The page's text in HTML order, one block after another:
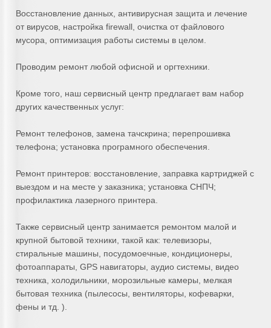
Восстановление данных, антивирусная защита и лечение
от вирусов, настройка firewall, очистка от файлового
мусора, оптимизация работы системы в целом.
Проводим ремонт любой офисной и оргтехники.
Кроме того, наш сервисный центр предлагает вам набор
других качественных услуг:
Ремонт телефонов, замена тачскрина; перепрошивка
телефона; установка програмного обеспечения.
Ремонт принтеров: восстановление, заправка картриджей с
выездом и на месте у заказника; установка СНПЧ;
профилактика лазерного принтера.
Также сервисный центр занимается ремонтом малой и
крупной бытовой техники, такой как: телевизоры,
стиральные машины, посудомоечные, кондиционеры,
фотоаппараты, GPS навигаторы, аудио системы, видео
техника, холодильники, морозильные камеры, мелкая
бытовая техника (пылесосы, вентиляторы, кофеварки,
фены и тд. ).